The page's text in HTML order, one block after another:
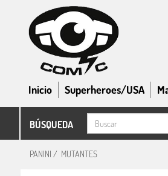
Inicio Superheroes/USA
BÚSQUEDA
PANINI / MUTANTES